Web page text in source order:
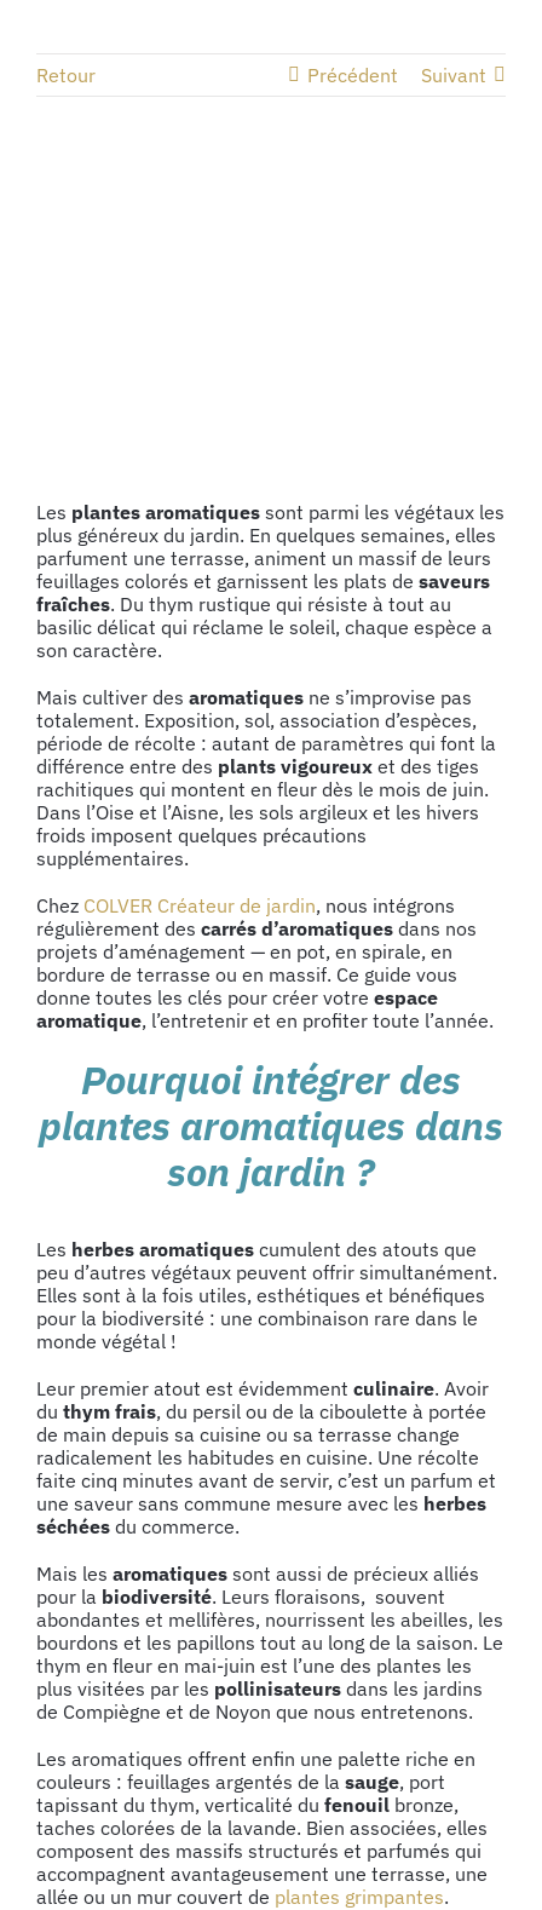
Retour Précédent Suivant
Les plantes aromatiques sont parmi les végétaux les
plus généreux du jardin. En quelques semaines, elles
parfument une terrasse, animent un massif de leurs
feuillages colorés et garnissent les plats de saveurs
fraîches. Du thym rustique qui résiste à tout au
basilic délicat qui réclame le soleil, chaque espèce a
son caractère.
Mais cultiver des aromatiques ne s’improvise pas
totalement. Exposition, sol, association d’espèces,
période de récolte : autant de paramètres qui font la
différence entre des plants vigoureux et des tiges
rachitiques qui montent en fleur dès le mois de juin.
Dans l’Oise et l’Aisne, les sols argileux et les hivers
froids imposent quelques précautions
supplémentaires.
Chez COLVER Créateur de jardin, nous intégrons
régulièrement des carrés d’aromatiques dans nos
projets d’aménagement — en pot, en spirale, en
bordure de terrasse ou en massif. Ce guide vous
donne toutes les clés pour créer votre espace
aromatique, l’entretenir et en profiter toute l’année.
Pourquoi intégrer des
plantes aromatiques dans
son jardin ?
Les herbes aromatiques cumulent des atouts que
peu d’autres végétaux peuvent offrir simultanément.
Elles sont à la fois utiles, esthétiques et bénéfiques
pour la biodiversité : une combinaison rare dans le
monde végétal !
Leur premier atout est évidemment culinaire. Avoir
du thym frais, du persil ou de la ciboulette à portée
de main depuis sa cuisine ou sa terrasse change
radicalement les habitudes en cuisine. Une récolte
faite cinq minutes avant de servir, c’est un parfum et
une saveur sans commune mesure avec les herbes
séchées du commerce.
Mais les aromatiques sont aussi de précieux alliés
pour la biodiversité. Leurs floraisons, souvent
abondantes et mellifères, nourrissent les abeilles, les
bourdons et les papillons tout au long de la saison. Le
thym en fleur en mai-juin est l’une des plantes les
plus visitées par les pollinisateurs dans les jardins
de Compiègne et de Noyon que nous entretenons.
Les aromatiques offrent enfin une palette riche en
couleurs : feuillages argentés de la sauge, port
tapissant du thym, verticalité du fenouil bronze,
taches colorées de la lavande. Bien associées, elles
composent des massifs structurés et parfumés qui
accompagnent avantageusement une terrasse, une
allée ou un mur couvert de plantes grimpantes.